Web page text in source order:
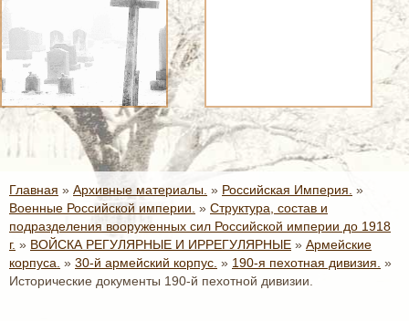
Главная » Архивные материалы. » Российская Империя. »
Военные Российской империи. » Структура, состав и
подразделения вооруженных сил Российской империи до 1918
г. » ВОЙСКА РЕГУЛЯРНЫЕ И ИРРЕГУЛЯРНЫЕ » Армейские
корпуса. » 30-й армейский корпус. » 190-я пехотная дивизия. »
Исторические документы 190-й пехотной дивизии.